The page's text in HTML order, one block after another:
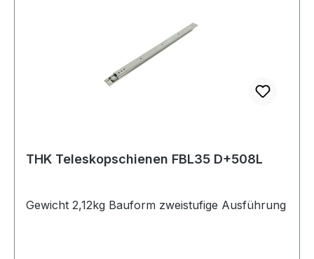
THK Teleskopschienen FBL35 D+508L
Gewicht 2,12kg Bauform zweistufige Ausführung